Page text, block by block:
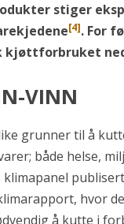
stiger
[4]. For
kjøttforbruket
VINN
grunner til å
både helse,
klimapanel
hvor
å kutte i